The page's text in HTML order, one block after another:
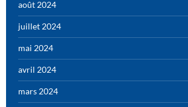
août 2024
juillet 2024
mai 2024
avril 2024
mars 2024